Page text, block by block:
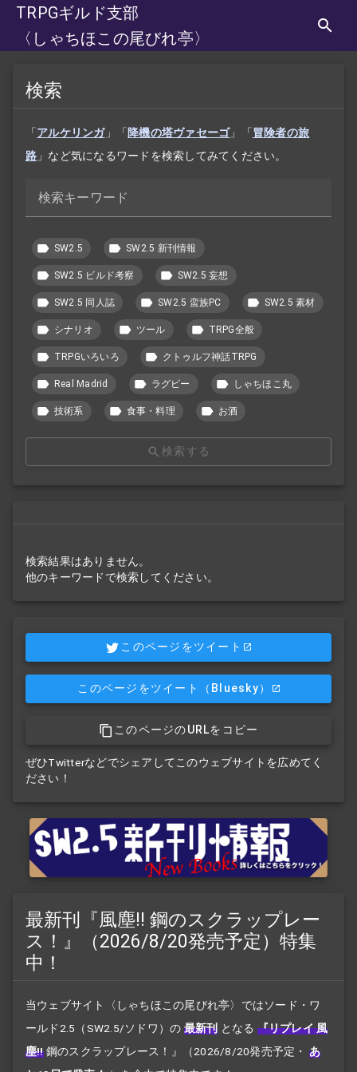
TRPGギルド支部
〈しゃちほこの尾びれ亭〉
検索
「 アルケリンガ」「 降機の塔ヴァセーゴ」「 冒険者の旅
路 」など気になるワードを検索してみてください。
検索キーワード
SW2.5 SW2.5 新刊情報
SW2.5 ビルド考察 SW2.5 妄想
SW2.5 同人誌 SW2.5 蛮族PC SW2.5 素材
シナリオ ツール TRPG全般
TRPGいろいろ クトゥルフ神話TRPG
Real Madrid ラグビー しゃちほこ丸
技術系 食事・料理 お酒
検索する
検索結果はありません。
他のキーワードで検索してください。
このページをツイート
このページをツイート （Bluesky）
このページのURLをコピー
ぜひTwitterなどでシェアしてこのウェブサイトを広めてく
ださい！
最新刊『風塵!! 鋼のスクラップレー
ス！』（2026/8/20発売予定）特集
中！
当ウェブサイト〈しゃちほこの尾びれ亭〉ではソード・ワ
ールド2.5（SW2.5/ソドワ）の 最新刊 となる 『リプレイ 風
塵!! 鋼のスクラップレース！』 （2026/8/20発売予定・ あ